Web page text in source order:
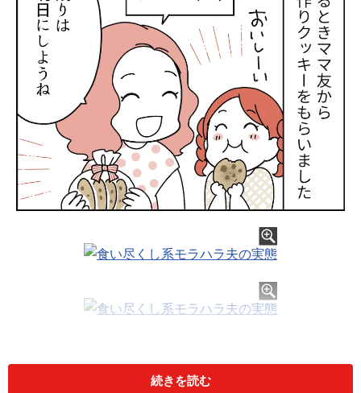
続きを読む